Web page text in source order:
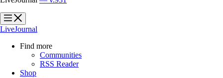
?
?
LiveJournal
Find more
Communities
RSS Reader
Shop